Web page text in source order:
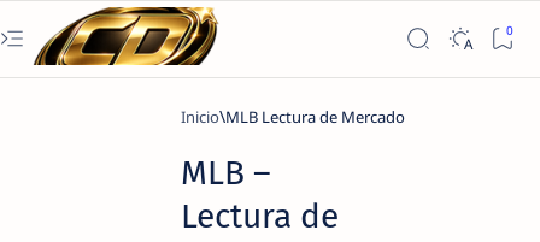
Inicio MLB Lectura de Mercado
MLB –
Lectura de